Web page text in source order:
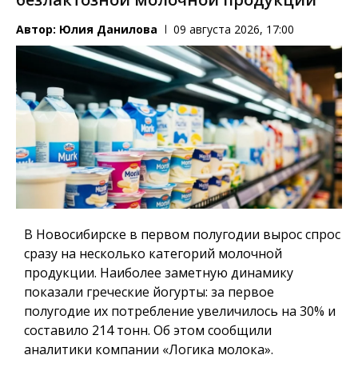
Автор: Юлия Данилова 09 августа 2026, 17:00
В Новосибирске в первом полугодии вырос спрос
сразу на несколько категорий молочной
продукции. Наиболее заметную динамику
показали греческие йогурты: за первое
полугодие их потребление увеличилось на 30% и
составило 214 тонн. Об этом сообщили
аналитики компании «Логика молока».